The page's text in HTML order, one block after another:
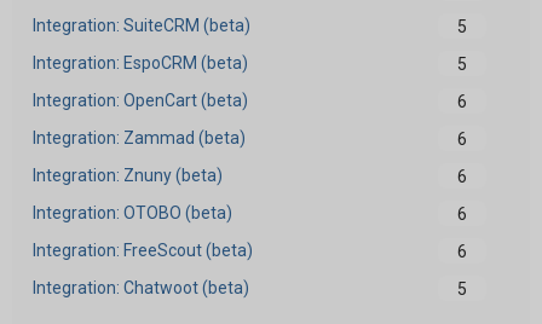
Integration: SuiteCRM (beta)
5
Integration: EspoCRM (beta)
5
Integration: OpenCart (beta)
6
Integration: Zammad (beta)
6
Integration: Znuny (beta)
6
Integration: OTOBO (beta)
6
Integration: FreeScout (beta)
6
Integration: Chatwoot (beta)
5